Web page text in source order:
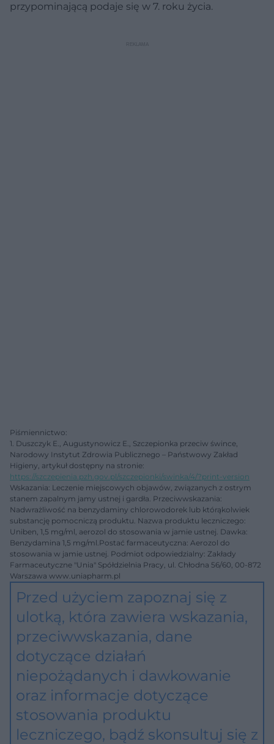
przypominającą podaje się w 7. roku życia.
Piśmiennictwo:
1. Duszczyk E., Augustynowicz E., Szczepionka przeciw śwince,
Narodowy Instytut Zdrowia Publicznego – Państwowy Zakład
Higieny, artykuł dostępny na stronie:
https://szczepienia.pzh.gov.pl/szczepionki/swinka/4/?print-version
Wskazania: Leczenie miejscowych objawów, związanych z ostrym
stanem zapalnym jamy ustnej i gardła. Przeciwwskazania:
Nadwrażliwość na benzydaminy chlorowodorek lub którąkolwiek
substancję pomocniczą produktu. Nazwa produktu leczniczego:
Uniben, 1,5 mg/ml, aerozol do stosowania w jamie ustnej. Dawka:
Benzydamina 1,5 mg/ml.Postać farmaceutyczna: Aerozol do
stosowania w jamie ustnej. Podmiot odpowiedzialny: Zakłady
Farmaceutyczne "Unia" Spółdzielnia Pracy, ul. Chłodna 56/60, 00-872
Warszawa www.uniapharm.pl
Przed użyciem zapoznaj się z
ulotką, która zawiera wskazania,
przeciwwskazania, dane
dotyczące działań
niepożądanych i dawkowanie
oraz informacje dotyczące
stosowania produktu
leczniczego, bądź skonsultuj się z